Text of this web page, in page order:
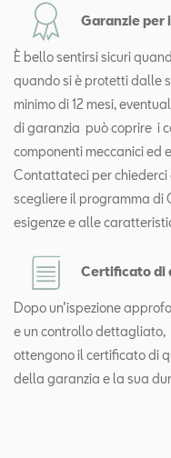
Garanzie per
È bello sentirsi sicuri
quando si è protetti dalle
minimo di 12 mesi,
di garanzia può coprire i
componenti meccanici ed
Contattateci per chiederci
scegliere il programma di
esigenze e alle
Certificato di
Dopo un’ispezione
e un controllo dettagliato,
ottengono il certificato di
della garanzia e la sua